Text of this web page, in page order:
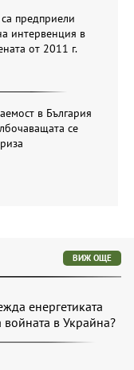
предприели
интервенция в
от 2011 г.
в България
се
ВИЖ ОЩЕ
енергетиката
войната в Украйна?